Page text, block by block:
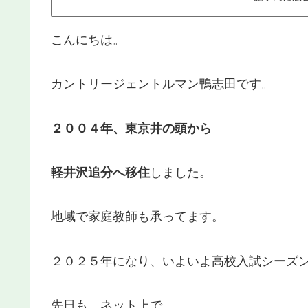
こんにちは。
カントリージェントルマン鴨志田です。
２００４年、東京井の頭から
軽井沢追分へ移住 しました。
地域で家庭教師も承ってます。
２０２５年になり、いよいよ高校入試シーズ